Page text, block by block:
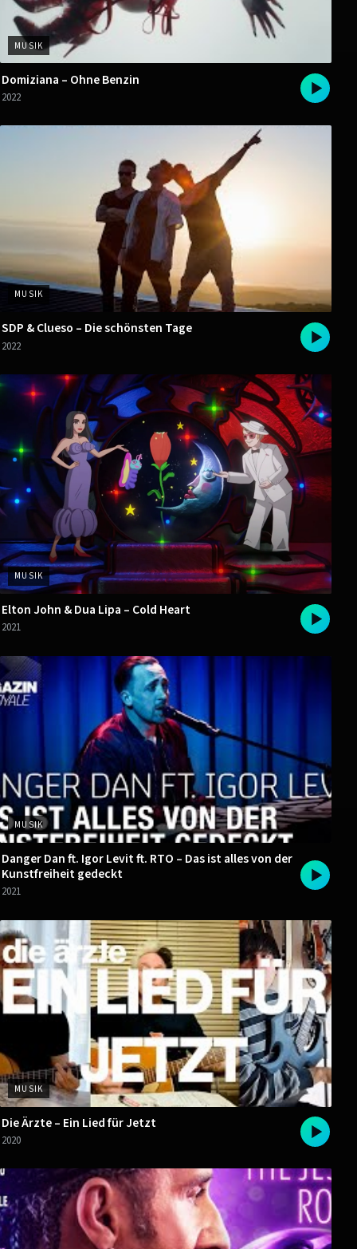
MUSIK
Domiziana – Ohne Benzin
2022
MUSIK
SDP & Clueso – Die schönsten Tage
2022
MUSIK
Elton John & Dua Lipa – Cold Heart
2021
MUSIK
Danger Dan ft. Igor Levit ft. RTO – Das ist alles von der
Kunstfreiheit gedeckt
2021
MUSIK
Die Ärzte – Ein Lied für Jetzt
2020